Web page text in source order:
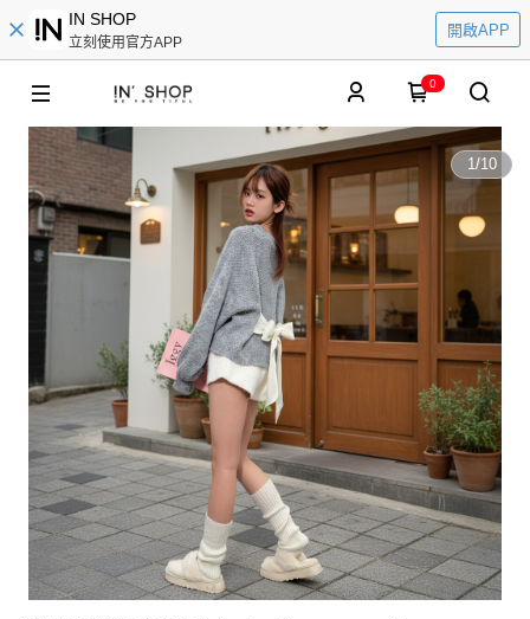
IN SHOP
立刻使用官方APP
開啟APP
0
1/10